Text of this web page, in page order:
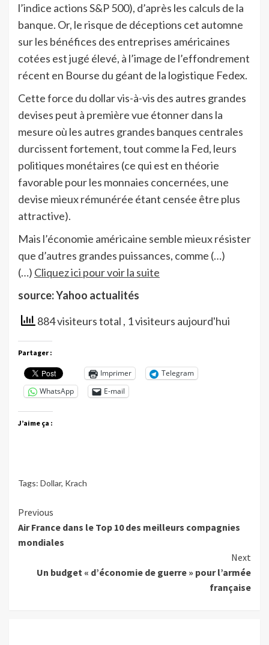
l’indice actions S&P 500), d’après les calculs de la
banque. Or, le risque de déceptions cet automne
sur les bénéfices des entreprises américaines
cotées est jugé élevé, à l’image de l’effondrement
récent en Bourse du géant de la logistique Fedex.
Cette force du dollar vis-à-vis des autres grandes
devises peut à première vue étonner dans la
mesure où les autres grandes banques centrales
durcissent fortement, tout comme la Fed, leurs
politiques monétaires (ce qui est en théorie
favorable pour les monnaies concernées, une
devise mieux rémunérée étant censée être plus
attractive).
Mais l’économie américaine semble mieux résister
que d’autres grandes puissances, comme (…)
(…) Cliquez ici pour voir la suite
source: Yahoo actualités
884 visiteurs total , 1 visiteurs aujourd'hui
Partager :
Imprimer
Telegram
WhatsApp
E-mail
J’aime ça :
Tags: Dollar, Krach
Continue
Reading
Previous
Air France dans le Top 10 des meilleurs compagnies
mondiales
Next
Un budget « d’économie de guerre » pour l’armée
française